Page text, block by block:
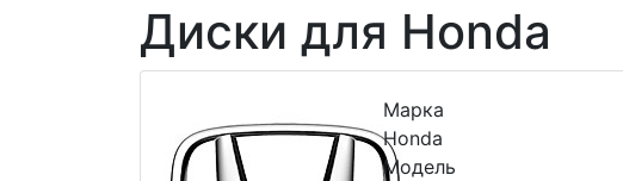
Диски для Honda
Марка
Honda
Модель